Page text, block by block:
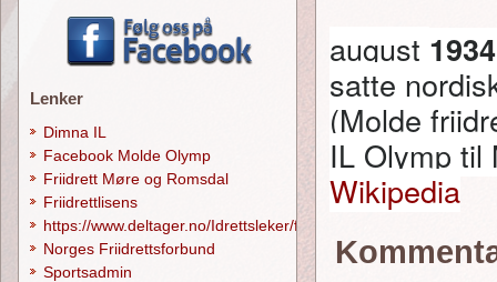
august 1934
satte
(Molde
IL Olymp til
Wikipedia
Lenker
Dimna IL
Facebook Molde Olymp
Friidrett Møre og Romsdal
Friidrettlisens
https://www.deltager.no/Idrettsleker/forside
Norges Friidrettsforbund
Sportsadmin